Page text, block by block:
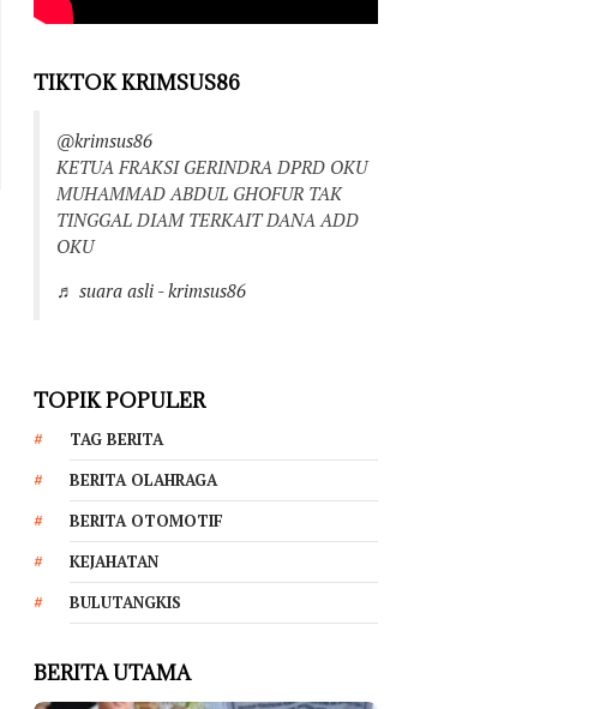
TIKTOK KRIMSUS86
@krimsus86
KETUA FRAKSI GERINDRA DPRD OKU
MUHAMMAD ABDUL GHOFUR TAK
TINGGAL DIAM TERKAIT DANA ADD
OKU
♬ suara asli - krimsus86
TOPIK POPULER
TAG BERITA
BERITA OLAHRAGA
BERITA OTOMOTIF
KEJAHATAN
BULUTANGKIS
BERITA UTAMA